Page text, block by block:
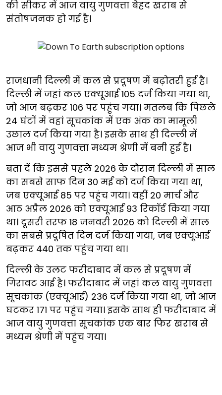
की सीकर में आज वायु गुणवत्ता बेहद खराब से
संतोषजनक हो गई है।
राजधानी दिल्ली में कल से प्रदूषण में बढ़ोतरी हुई है।
दिल्ली में जहां कल एक्यूआई 105 दर्ज किया गया था,
जो आज बढ़कर 106 पर पहुंच गया। मतलब कि पिछले
24 घंटों में वहां सूचकांक में एक अंक का मामूली
उछाल दर्ज किया गया है। इसके साथ ही दिल्ली में
आज भी वायु गुणवत्ता मध्यम श्रेणी में बनी हुई है।
बता दें कि इससे पहले 2026 के दौरान दिल्ली में साल
का सबसे साफ दिन 30 मई को दर्ज किया गया था,
जब एक्यूआई 85 पर पहुंच गया। वहीं 20 मार्च और
आठ अप्रैल 2026 को एक्यूआई 93 रिकॉर्ड किया गया
था। दूसरी तरफ 18 जनवरी 2026 को दिल्ली में साल
का सबसे प्रदूषित दिन दर्ज किया गया, जब एक्यूआई
बढ़कर 440 तक पहुंच गया था।
दिल्ली के उलट फरीदाबाद में कल से प्रदूषण में
गिरावट आई है। फरीदाबाद में जहां कल वायु गुणवत्ता
सूचकांक (एक्यूआई) 236 दर्ज किया गया था, जो आज
घटकर 171 पर पहुंच गया। इसके साथ ही फरीदाबाद में
आज वायु गुणवत्ता सूचकांक एक बार फिर खराब से
मध्यम श्रेणी में पहुंच गया।